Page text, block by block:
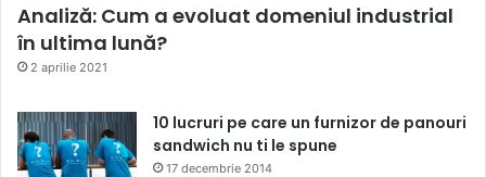
Analiză: Cum a evoluat domeniul industrial
în ultima lună?
2 aprilie 2021
10 lucruri pe care un furnizor de panouri
sandwich nu ti le spune
17 decembrie 2014